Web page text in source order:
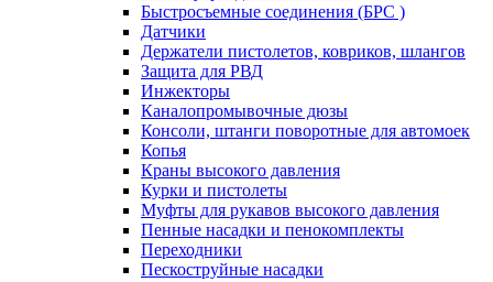
Быстросъемные соединения (БРС )
Датчики
Держатели пистолетов, ковриков, шлангов
Защита для РВД
Инжекторы
Каналопромывочные дюзы
Консоли, штанги поворотные для автомоек
Копья
Краны высокого давления
Курки и пистолеты
Муфты для рукавов высокого давления
Пенные насадки и пенокомплекты
Переходники
Пескоструйные насадки